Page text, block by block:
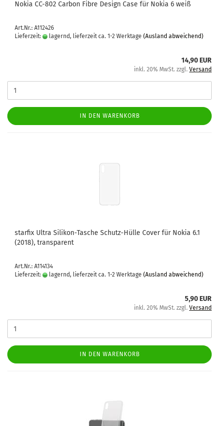
Nokia CC-​802 Car­bon Fibre De­sign Case für Nokia 6 weiß
Art.Nr.: A112426
Lieferzeit:
lagernd, lieferzeit ca. 1-2 Werktage (Ausland abweichend)
14,90 EUR
inkl. 20% MwSt. zzgl. Versand
IN DEN WARENKORB
star­fix Ultra Silikon-​​Ta­sche Schutz-​​Hülle Cover für Nokia 6.1
(2018), trans­pa­rent
Art.Nr.: A114134
Lieferzeit:
lagernd, lieferzeit ca. 1-2 Werktage (Ausland abweichend)
5,90 EUR
inkl. 20% MwSt. zzgl. Versand
IN DEN WARENKORB